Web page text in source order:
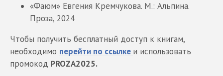
«Фаюм» Евгения Кремчукова. М.: Альпина.
Проза, 2024
Чтобы получить бесплатный доступ к книгам,
необходимо перейти по ссылке и использовать
промокод PROZA2025.